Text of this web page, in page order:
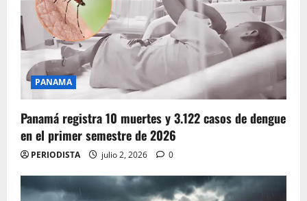
PANAMA
Panamá registra 10 muertes y 3.122 casos de dengue
en el primer semestre de 2026
PERIODISTA julio 2, 2026 0